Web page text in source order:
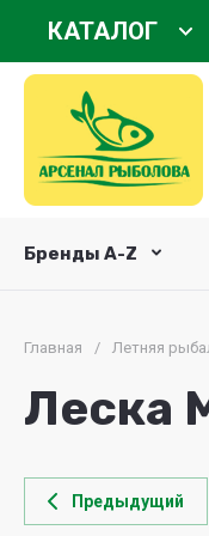
КАТАЛОГ
Бренды A-Z
Главная / Летняя
Леска
Предыдущий